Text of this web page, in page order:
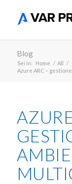
Blog
Sei in: Home / All /
Azure ARC –